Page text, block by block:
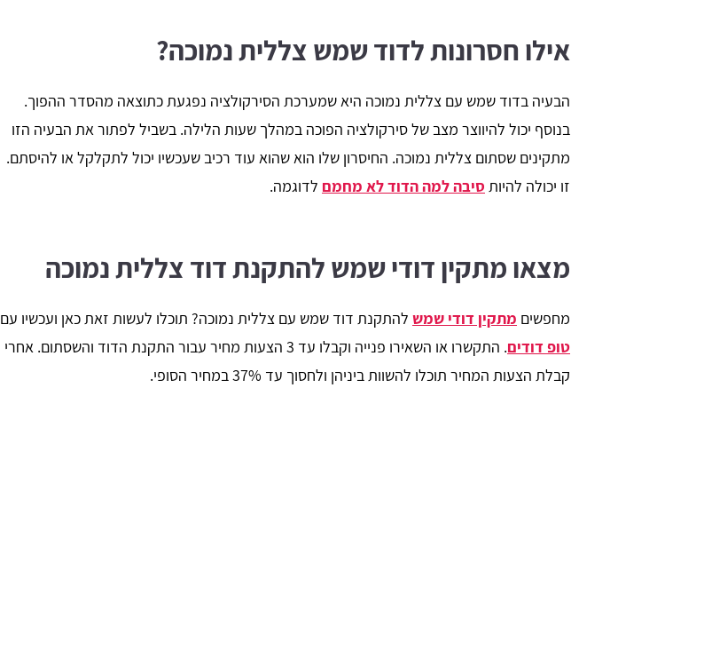
אילו חסרונות לדוד שמש צללית נמוכה?
הבעיה בדוד שמש עם צללית נמוכה היא שמערכת הסירקולציה נפגעת כתוצאה מהסדר ההפוך.
בנוסף יכול להיווצר מצב של סירקולציה הפוכה במהלך שעות הלילה. בשביל לפתור את הבעיה הזו
מתקינים שסתום צללית נמוכה. החיסרון שלו הוא שהוא עוד רכיב שעכשיו יכול לתקלקל או להיסתם.
זו יכולה להיות סיבה למה הדוד לא מחמם לדוגמה.
מצאו מתקין דודי שמש להתקנת דוד צללית נמוכה
מחפשים מתקין דודי שמש להתקנת דוד שמש עם צללית נמוכה? תוכלו לעשות זאת כאן ועכשיו עם
טופ דודים
. התקשרו או השאירו פנייה וקבלו עד 3 הצעות מחיר עבור התקנת הדוד והשסתום. אחרי
קבלת הצעות המחיר תוכלו להשוות ביניהן ולחסוך עד 37% במחיר הסופי.